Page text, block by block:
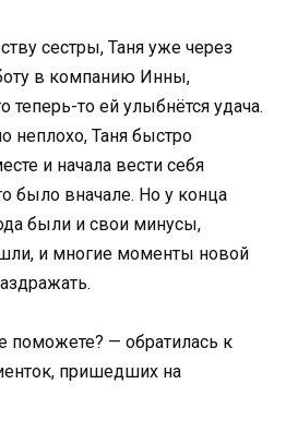
сестры, Таня уже через
в компанию Инны,
теперь-то ей улыбнётся удача.
неплохо, Таня быстро
и начала вести себя
было вначале. Но у конца
были и свои минусы,
и многие моменты новой
— обратилась к
пришедших на